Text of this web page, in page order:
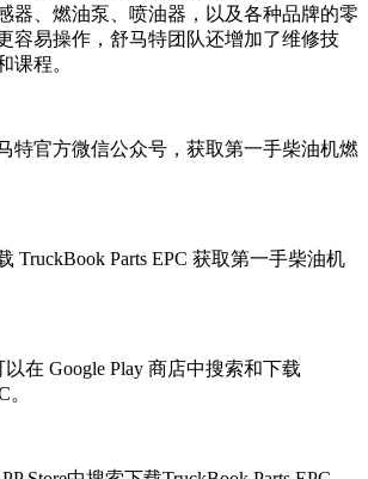
器、燃油泵、喷油器，以及各种品牌的零
容易操作，舒马特团队还增加了维修技
课程。
特官方微信公众号，获取第一手柴油机燃
TruckBook Parts EPC 获取第一手柴油机
在 Google Play 商店中搜索和下载